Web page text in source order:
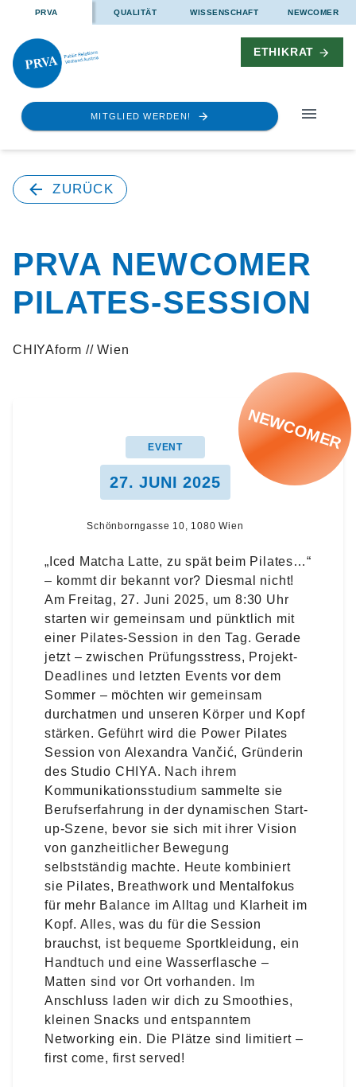
PRVA QUALITÄT WISSENSCHAFT NEWCOMER
ETHIKRAT
MITGLIED WERDEN!
ZURÜCK
PRVA NEWCOMER
PILATES-SESSION
CHIYAform // Wien
NEWCOMER
EVENT
27. JUNI 2025
Schönborngasse 10, 1080 Wien
„Iced Matcha Latte, zu spät beim Pilates…“
– kommt dir bekannt vor? Diesmal nicht!
Am Freitag, 27. Juni 2025, um 8:30 Uhr
starten wir gemeinsam und pünktlich mit
einer Pilates-Session in den Tag. Gerade
jetzt – zwischen Prüfungsstress, Projekt-
Deadlines und letzten Events vor dem
Sommer – möchten wir gemeinsam
durchatmen und unseren Körper und Kopf
stärken. Geführt wird die Power Pilates
Session von Alexandra Vančić, Gründerin
des Studio CHIYA. Nach ihrem
Kommunikationsstudium sammelte sie
Berufserfahrung in der dynamischen Start-
up-Szene, bevor sie sich mit ihrer Vision
von ganzheitlicher Bewegung
selbstständig machte. Heute kombiniert
sie Pilates, Breathwork und Mentalfokus
für mehr Balance im Alltag und Klarheit im
Kopf. Alles, was du für die Session
brauchst, ist bequeme Sportkleidung, ein
Handtuch und eine Wasserflasche –
Matten sind vor Ort vorhanden. Im
Anschluss laden wir dich zu Smoothies,
kleinen Snacks und entspanntem
Networking ein. Die Plätze sind limitiert –
first come, first served!